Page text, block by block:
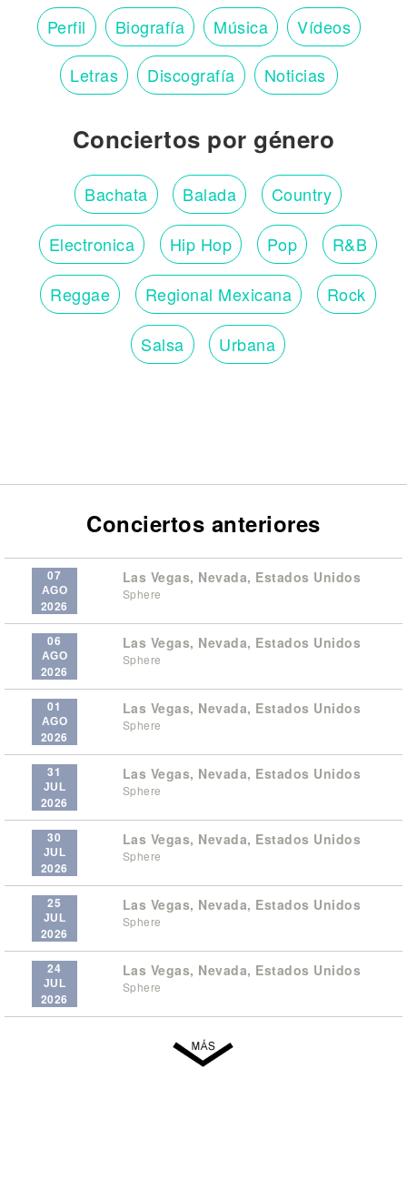
Perfil Biografía Música Vídeos
Letras Discografía Noticias
Conciertos por género
Bachata Balada Country
Electronica Hip Hop Pop R&B
Reggae Regional Mexicana Rock
Salsa Urbana
Conciertos anteriores
07
AGO
2026
Las Vegas, Nevada, Estados Unidos
Sphere
06
AGO
2026
Las Vegas, Nevada, Estados Unidos
Sphere
01
AGO
2026
Las Vegas, Nevada, Estados Unidos
Sphere
31
JUL
2026
Las Vegas, Nevada, Estados Unidos
Sphere
30
JUL
2026
Las Vegas, Nevada, Estados Unidos
Sphere
25
JUL
2026
Las Vegas, Nevada, Estados Unidos
Sphere
24
JUL
2026
Las Vegas, Nevada, Estados Unidos
Sphere